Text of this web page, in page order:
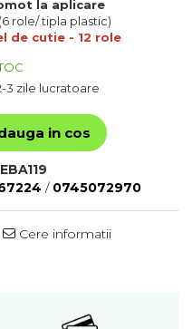
la aplicare
role/ tipla plastic)
de cutie - 12 role
3 zile lucratoare
in cos
EBA119
/ 0745072970
Cere informatii